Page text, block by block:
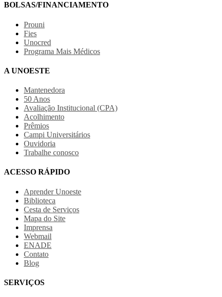
BOLSAS/FINANCIAMENTO
Prouni
Fies
Unocred
Programa Mais Médicos
A UNOESTE
Mantenedora
50 Anos
Avaliação Institucional (CPA)
Acolhimento
Prêmios
Campi Universitários
Ouvidoria
Trabalhe conosco
ACESSO RÁPIDO
Aprender Unoeste
Biblioteca
Cesta de Serviços
Mapa do Site
Imprensa
Webmail
ENADE
Contato
Blog
SERVIÇOS